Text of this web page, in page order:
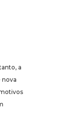
a
nova